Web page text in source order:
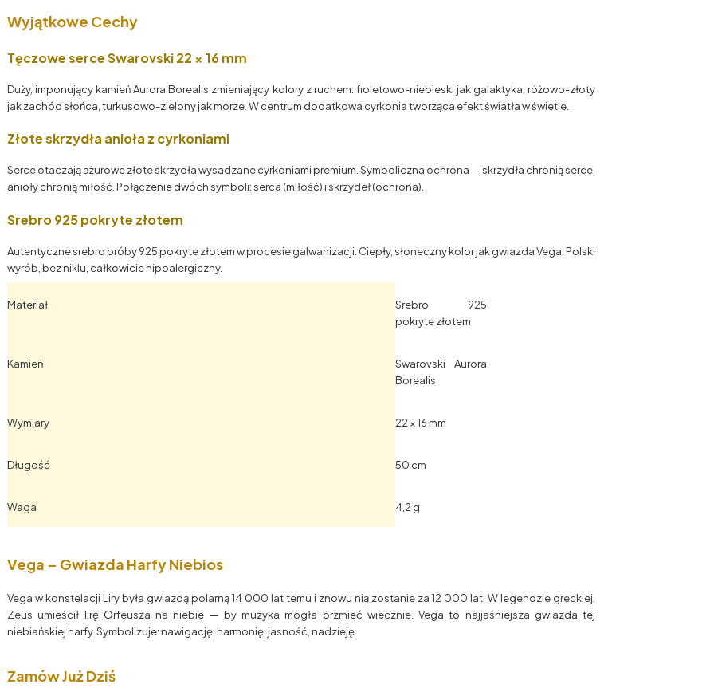
Wyjątkowe Cechy
Tęczowe serce Swarovski 22 × 16 mm
Duży, imponujący kamień Aurora Borealis zmieniający kolory z ruchem: fioletowo-niebieski jak galaktyka, różowo-złoty
jak zachód słońca, turkusowo-zielony jak morze. W centrum dodatkowa cyrkonia tworząca efekt światła w świetle.
Złote skrzydła anioła z cyrkoniami
Serce otaczają ażurowe złote skrzydła wysadzane cyrkoniami premium. Symboliczna ochrona — skrzydła chronią serce,
anioły chronią miłość. Połączenie dwóch symboli: serca (miłość) i skrzydeł (ochrona).
Srebro 925 pokryte złotem
Autentyczne srebro próby 925 pokryte złotem w procesie galwanizacji. Ciepły, słoneczny kolor jak gwiazda Vega. Polski
wyrób, bez niklu, całkowicie hipoalergiczny.
Materiał
Srebro 925
pokryte złotem
Kamień
Swarovski Aurora
Borealis
Wymiary 22 × 16 mm
Długość 50 cm
Waga 4,2 g
Vega – Gwiazda Harfy Niebios
Vega w konstelacji Liry była gwiazdą polarną 14 000 lat temu i znowu nią zostanie za 12 000 lat. W legendzie greckiej,
Zeus umieścił lirę Orfeusza na niebie — by muzyka mogła brzmieć wiecznie. Vega to najjaśniejsza gwiazda tej
niebiańskiej harfy. Symbolizuje: nawigację, harmonię, jasność, nadzieję.
Zamów Już Dziś